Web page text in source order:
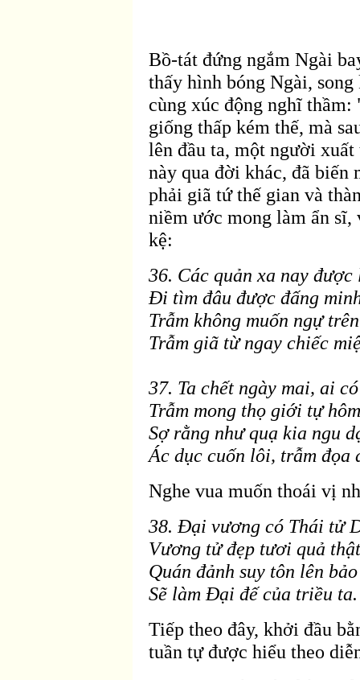
Bồ-tát đứng ngắm Ngài
thấy hình bóng Ngài,
cùng xúc động nghĩ
giống thấp kém thế, mà
lên đầu ta, một người
này qua đời khác, đã biến
phải giã tứ thế gian và
niềm ước mong làm ẩn
kệ:
36. Các quản xa nay được
Ði tìm đâu được đấng
Trẫm không muốn ngự
Trẫm giã từ ngay chiếc
37. Ta chết ngày mai, ai
Trẫm mong thọ giới tự
Sợ rằng như quạ kia ngu
Ác dục cuốn lôi, trẫm đọa
Nghe vua muốn thoái vị
38. Ðại vương có Thái tử
Vương tửđẹp tươi quả
Quán đảnh suy tôn lên
Sẽ làm Ðại đế của triều ta.
Tiếp theo đây, khởi đầu
tuần tự được hiểu theo